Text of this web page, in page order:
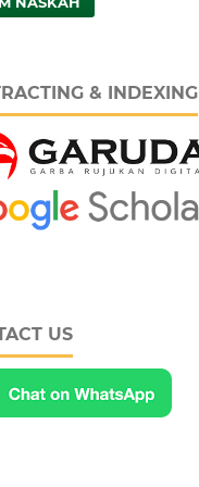
& INDEXING
US